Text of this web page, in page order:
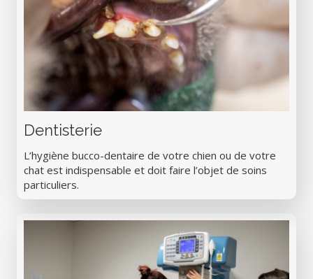
Dentisterie
L’hygiène bucco-dentaire de votre chien ou de votre
chat est indispensable et doit faire l’objet de soins
particuliers.